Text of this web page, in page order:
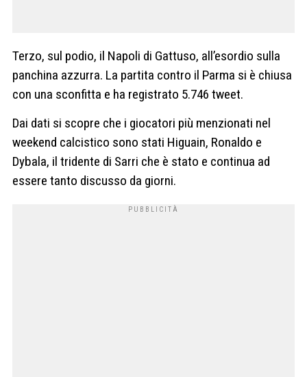
Terzo, sul podio, il Napoli di Gattuso, all’esordio sulla
panchina azzurra. La partita contro il Parma si è chiusa
con una sconfitta e ha registrato 5.746 tweet.
Dai dati si scopre che i giocatori più menzionati nel
weekend calcistico sono stati Higuain, Ronaldo e
Dybala, il tridente di Sarri che è stato e continua ad
essere tanto discusso da giorni.